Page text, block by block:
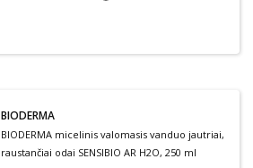
BIODERMA
BIODERMA micelinis valomasis vanduo jautriai,
raustančiai odai SENSIBIO AR H2O, 250 ml